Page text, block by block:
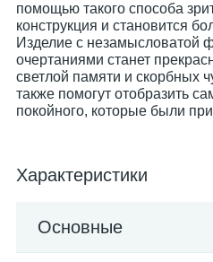
помощью такого способа
конструкция и становится
Изделие с незамысловатой
очертаниями станет
светлой памяти и скорбных
также помогут отобразить
покойного, которые были
Характеристики
Основные